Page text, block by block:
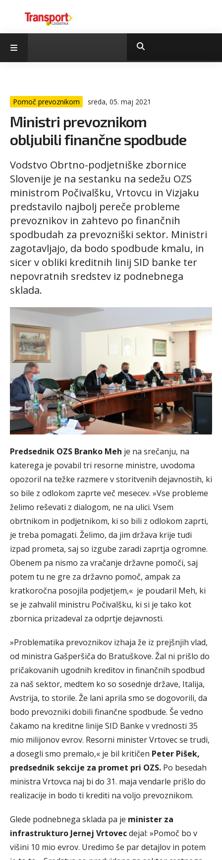
Pomoč prevoznikom sreda, 05. maj 2021
Ministri prevoznikom
obljubili finančne spodbude
Vodstvo Obrtno-podjetniške zbornice
Slovenije je na sestanku na sedežu OZS
ministrom Počivalšku, Vrtovcu in Vizjaku
predstavilo najbolj pereče probleme
prevoznikov in zahtevo po finančnih
spodbudah za prevozniški sektor. Ministri
zagotavljajo, da bodo spodbude kmalu, in
sicer v obliki kreditnih linij SID banke ter
nepovratnih sredstev iz podnebnega
sklada.
Predsednik OZS Branko Meh je na srečanju, na
katerega je povabil tri resorne ministre, uvodoma
opozoril na težke razmere v storitvenih dejavnostih, ki
so bile z odlokom zaprte več mesecev. »Vse probleme
želimo reševati z dialogom, ne na ulici. Vsem
obrtnikom in podjetnikom, ki so bili z odlokom zaprti,
je treba pomagati. Želimo, da jim država krije tudi
izpad prometa, saj so izgube zaradi zaprtja ogromne.
Obenem pa nismo za vračanje državne pomoči, saj
potem tu ne gre za državno pomoč, ampak za
kratkoročna posojila podjetjem,« je poudaril Meh, ki
se je zahvalil ministru Počivalšku, ki si je tako kot
zbornica prizadeval za odprtje dejavnosti.
»Problematika prevoznikov izhaja že iz prejšnjih vlad,
od ministra Gašperšiča do Bratuškove. Žal ni prišlo do
pričakovanih ugodnih kreditov in finančnih spodbud
za naš sektor, medtem ko so sosednje države, Italija,
Avstrija, to storile. Že lani aprila smo se dogovorili, da
bodo prevozniki dobili finančne spodbude. Še vedno
čakamo na kreditne linije SID Banke v vrednosti 35
mio milijonov evrov. Resorni minister Vrtovec se trudi,
a dosegli smo premalo,« je bil kritičen Peter Pišek,
predsednik sekcije za promet pri OZS. Po besedah
ministra Vrtovca naj bi do 31. maja vendarle prišlo do
realizacije in bodo ti krediti na voljo prevoznikom.
Glede podnebnega sklada pa je minister za
infrastrukturo Jernej Vrtovecdejal: »Pomoč bo v
višini 10 mio evrov. Uredimo še par detajlov in potem